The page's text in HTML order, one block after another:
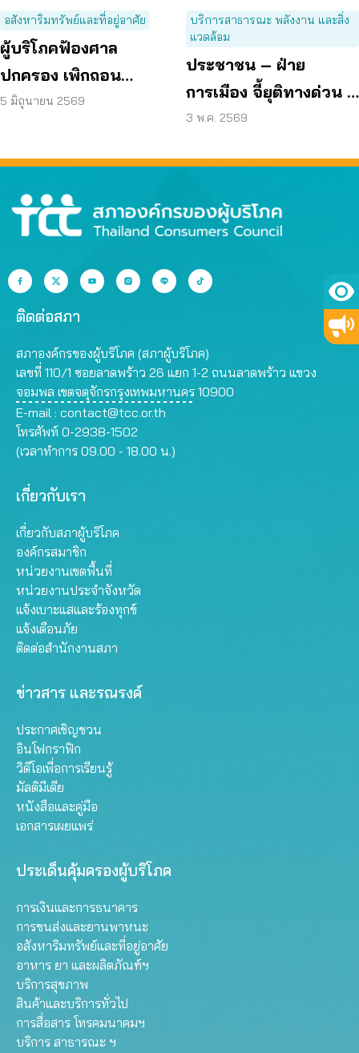
อสังหาริมทรัพย์และที่อยู่อาศัย
ผู้บริโภคฟ้องศาล
ปกครอง เพิกถอน
ผังเมืองรวม กทม. ฉบับ
คุณภาพชีวิต
5 มิถุนายน 2569
บริการสาธารณะ พลังงาน และสิ่ง
แวดล้อม
ประชาชน – ฝ่าย
การเมือง จี้ยุติทางด่วน 2
ชั้น ทำรัฐสูญรายได้ 1.7
3 พ.ค. 2569
ติดต่อสภา
สภาองค์กรของผู้บริโภค (สภาผู้บริโภค)
เลขที่ 110/1 ซอยลาดพร้าว 26 แยก 1-2 ถนนลาดพร้าว แขวง
จอมพล เขตจตุจักรกรุงเทพมหานคร 10900
E-mail : contact@tcc.or.th
โทรศัพท์ 0-2938-1502
(เวลาทำการ 09.00 - 18.00 น.)
เกี่ยวกับเรา
เกี่ยวกับสภาผู้บริโภค
องค์กรสมาชิก
หน่วยงานเขตพื้นที่
หน่วยงานประจำจังหวัด
แจ้งเบาะแสและร้องทุกข์
แจ้งเตือนภัย
ติดต่อสำนักงานสภา
ข่าวสาร และรณรงค์
ประกาศเชิญชวน
อินโฟกราฟิก
วิดีโอเพื่อการเรียนรู้
มัลติมีเดีย
หนังสือและคู่มือ
เอกสารเผยแพร่
ประเด็นคุ้มครองผู้บริโภค
การเงินและการธนาคาร
การขนส่งและยานพาหนะ
อสังหาริมทรัพย์และที่อยู่อาศัย
อาหาร ยา และผลิตภัณฑ์ฯ
บริการสุขภาพ
สินค้าและบริการทั่วไป
การสื่อสาร โทรคมนาคมฯ
บริการ สาธารณะ ฯ